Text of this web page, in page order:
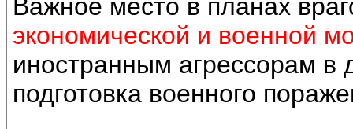
Важное место в планах
экономической и военной
иностранным агрессорам
подготовка военного